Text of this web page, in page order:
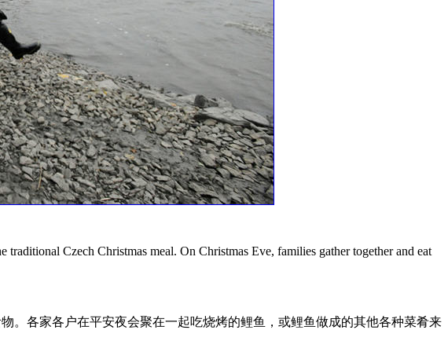
Czech Christmas meal. On Christmas Eve, families gather together and eat
。各家各户在平安夜会聚在一起吃烧烤的鲤鱼，或鲤鱼做成的其他各种菜肴来